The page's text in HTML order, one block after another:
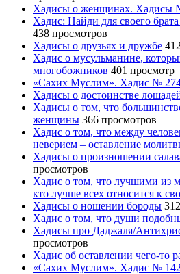
Хадисы о женщинах. Хадисы
Хадис: Найди для своего
438 просмотров
Хадисы о друзьях и дружбе
Хадис о мусульманине,
многобожников 401 просмотр
«Сахих Муслим». Хадис №
Хадисы о достоинстве
Хадисы о том, что
женщины 366 просмотров
Хадис о том, что между
неверием – оставление
Хадисы о произношении
просмотров
Хадис о том, что лучшими из
кто лучше всех относится к
Хадисы о ношении бороды
Хадис о том, что души
Хадисы про Даджаля/
просмотров
Хадис об оставлении чего-то
«Сахих Муслим». Хадис №